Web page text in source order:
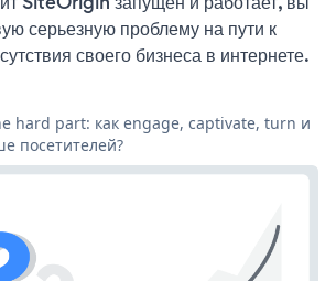
серьезную проблему на пути к
своего бизнеса в интернете.
hard part: как engage, captivate, turn и
посетителей?